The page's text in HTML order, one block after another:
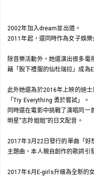
2002年加入dream並出道。
2011年起，還同時作為女子娛樂
除音樂活動外，她還演出很多電
藉「脫下禮服的仙杜瑞拉」成為
此外她還為於2016年上映的迪
「Try Everything 勇於嘗試」。
同時還在電影中挑戰了演唱同一
明星“志羚姐姐”的日文配音。
2017年3月22日發行的單曲「好
主題曲，本人親自創作的歌詞引
2017年6月E-girls升級為全新的